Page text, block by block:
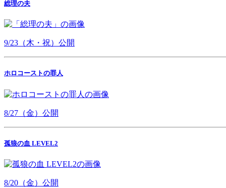
総理の夫
9/23（木・祝）公開
ホロコーストの罪人
8/27（金）公開
孤狼の血 LEVEL2
8/20（金）公開